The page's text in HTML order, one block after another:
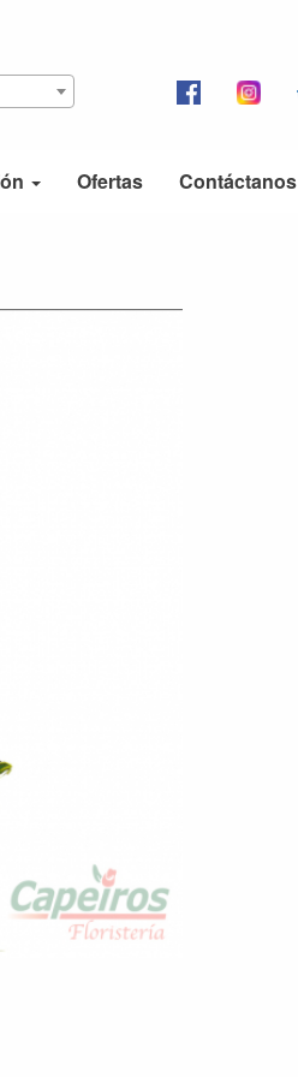
Ofertas Contáctanos